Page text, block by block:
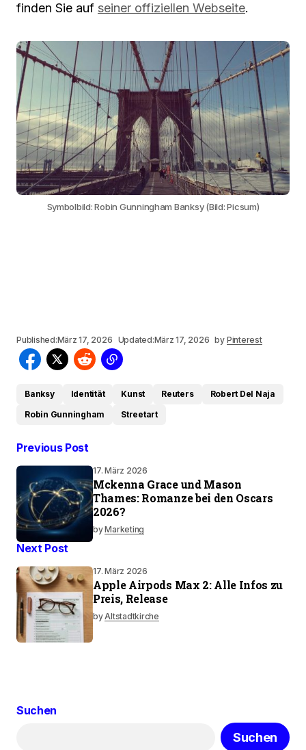
finden Sie auf seiner offiziellen Webseite.
Symbolbild: Robin Gunningham Banksy (Bild: Picsum)
Published:März 17, 2026 Updated:März 17, 2026 by Pinterest
Banksy Identität Kunst Reuters
Robert Del Naja
Robin Gunningham
Streetart
Previous Post
17. März 2026
Mckenna Grace und Mason
Thames: Romanze bei den Oscars
2026?
byMarketing
Next Post
17. März 2026
Apple Airpods Max 2: Alle Infos zu
Preis, Release
byAltstadtkirche
Suchen
Suchen